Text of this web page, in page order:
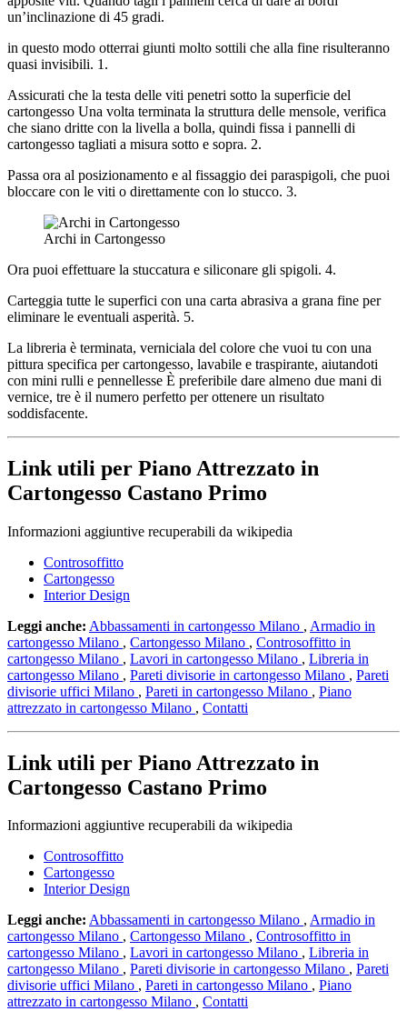
un’inclinazione di 45 gradi.
in questo modo otterrai giunti molto sottili che alla fine risulteranno
quasi invisibili. 1.
Assicurati che la testa delle viti penetri sotto la superficie del
cartongesso Una volta terminata la struttura delle mensole, verifica
che siano dritte con la livella a bolla, quindi fissa i pannelli di
cartongesso tagliati a misura sotto e sopra. 2.
Passa ora al posizionamento e al fissaggio dei paraspigoli, che puoi
bloccare con le viti o direttamente con lo stucco. 3.
Archi in Cartongesso
Ora puoi effettuare la stuccatura e siliconare gli spigoli. 4.
Carteggia tutte le superfici con una carta abrasiva a grana fine per
eliminare le eventuali asperità. 5.
La libreria è terminata, verniciala del colore che vuoi tu con una
pittura specifica per cartongesso, lavabile e traspirante, aiutandoti
con mini rulli e pennellesse È preferibile dare almeno due mani di
vernice, tre è il numero perfetto per ottenere un risultato
soddisfacente.
Link utili per Piano Attrezzato in
Cartongesso Castano Primo
Informazioni aggiuntive recuperabili da wikipedia
Controsoffitto
Cartongesso
Interior Design
Leggi anche: Abbassamenti in cartongesso Milano , Armadio in
cartongesso Milano , Cartongesso Milano , Controsoffitto in
cartongesso Milano , Lavori in cartongesso Milano , Libreria in
cartongesso Milano , Pareti divisorie in cartongesso Milano , Pareti
divisorie uffici Milano , Pareti in cartongesso Milano , Piano
attrezzato in cartongesso Milano , Contatti
Link utili per Piano Attrezzato in
Cartongesso Castano Primo
Informazioni aggiuntive recuperabili da wikipedia
Controsoffitto
Cartongesso
Interior Design
Leggi anche: Abbassamenti in cartongesso Milano , Armadio in
cartongesso Milano , Cartongesso Milano , Controsoffitto in
cartongesso Milano , Lavori in cartongesso Milano , Libreria in
cartongesso Milano , Pareti divisorie in cartongesso Milano , Pareti
divisorie uffici Milano , Pareti in cartongesso Milano , Piano
attrezzato in cartongesso Milano , Contatti